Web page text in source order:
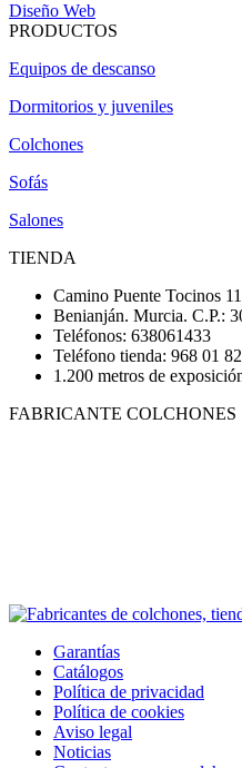
Diseño Web
PRODUCTOS
Equipos de descanso
Dormitorios y juveniles
Colchones
Sofás
Salones
TIENDA
Camino Puente Tocinos
Benianján. Murcia. C.P.:
Teléfonos: 638061433
Teléfono tienda: 968 01
1.200 metros de
FABRICANTE COLCHONES
Garantías
Catálogos
Política de privacidad
Política de cookies
Aviso legal
Noticias